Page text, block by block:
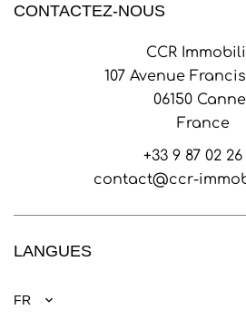
CONTACTEZ-NOUS
CCR
107 Avenue
06150
France
+33 9 87 02 26
contact@ccr-
LANGUES
FR